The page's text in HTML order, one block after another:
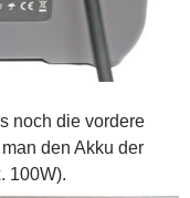
noch die vordere
den Akku der
100W).